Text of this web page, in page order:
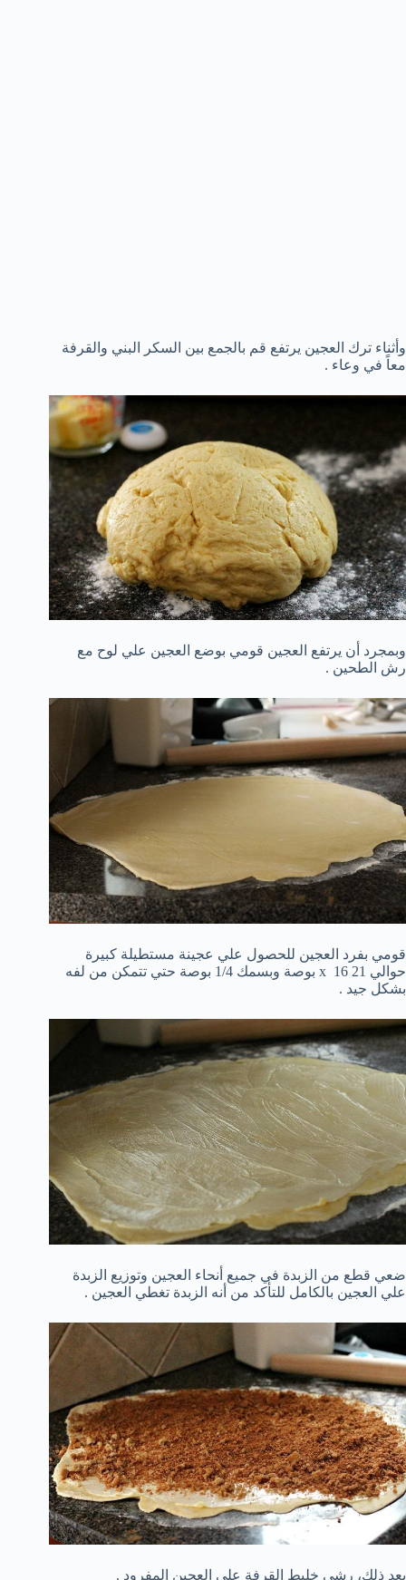
وأثناء ترك العجين يرتفع قم بالجمع بين السكر البني والقرفة
معاً في وعاء .
وبمجرد أن يرتفع العجين قومي بوضع العجين علي لوح مع
رش الطحين .
قومي بفرد العجين للحصول علي عجينة مستطيلة كبيرة
حوالي 21 x 16 بوصة وبسمك 1/4 بوصة حتي تتمكن من لفه
بشكل جيد .
ضعي قطع من الزبدة في جميع أنحاء العجين وتوزيع الزبدة
علي العجين بالكامل للتأكد من أنه الزبدة تغطي العجين .
بعد ذلك، رشي خليط القرفة علي العجين المفرود .